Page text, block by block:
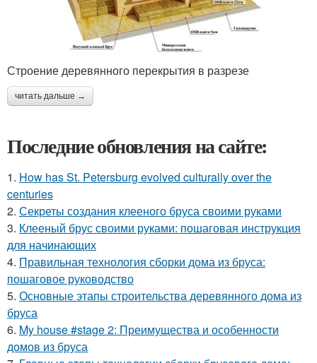
Строение деревянного перекрытия в разрезе
читать дальше →
Последние обновления на сайте:
1. How has St. Petersburg evolved culturally over the
centuries
2. Секреты создания клееного бруса своими руками
3. Клееный брус своими руками: пошаговая инструкция
для начинающих
4. Правильная технология сборки дома из бруса:
пошаговое руководство
5. Основные этапы строительства деревянного дома из
бруса
6. My house #stage 2: Преимущества и особенности
домов из бруса